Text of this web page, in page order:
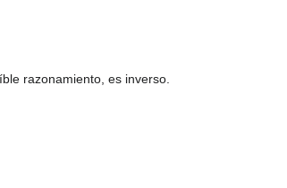
razonamiento, es inverso.